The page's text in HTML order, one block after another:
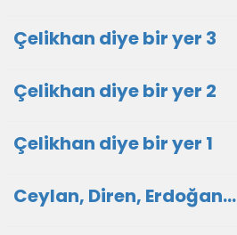
Çelikhan diye bir yer 3
Çelikhan diye bir yer 2
Çelikhan diye bir yer 1
Ceylan, Diren, Erdoğan...